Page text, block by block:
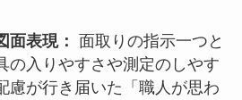
面表現： 面取りの指示一つと
の入りやすさや測定のしやす
慮が行き届いた「職人が思わ